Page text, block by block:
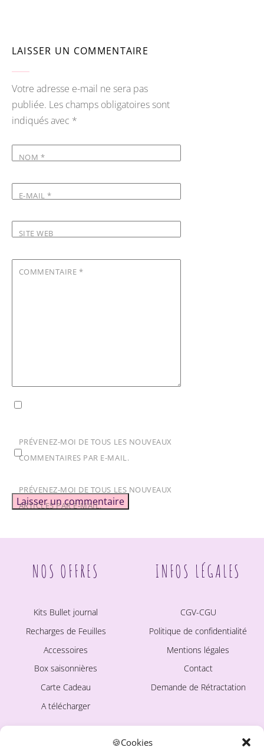
🍪Cookies
LAISSER UN COMMENTAIRE
Votre adresse e-mail ne sera pas
publiée. Les champs obligatoires sont
indiqués avec *
NOM *
E-MAIL*
SITE WEB
COMMENTAIRE *
PRÉVENEZ-MOI DE TOUS LES NOUVEAUX
COMMENTAIRES PAR E-MAIL.
PRÉVENEZ-MOI DE TOUS LES NOUVEAUX
ARTICLES PAR E-MAIL.
NOS OFFRES
Kits Bullet journal
Recharges de Feuilles
Accessoires
Box saisonnières
Carte Cadeau
A télécharger
INFOS LÉGALES
CGV-CGU
Politique de confidentialité
Mentions légales
Contact
Demande de Rétractation